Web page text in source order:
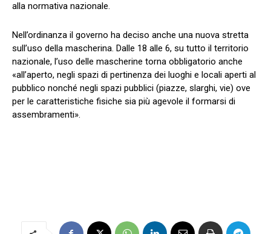
alla normativa nazionale.
Nell’ordinanza il governo ha deciso anche una nuova stretta
sull’uso della mascherina. Dalle 18 alle 6, su tutto il territorio
nazionale, l’uso delle mascherine torna obbligatorio anche
«all’aperto, negli spazi di pertinenza dei luoghi e locali aperti al
pubblico nonché negli spazi pubblici (piazze, slarghi, vie) ove
per le caratteristiche fisiche sia più agevole il formarsi di
assembramenti».